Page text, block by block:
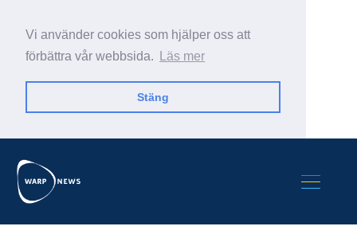
Vi använder cookies som hjälper oss att
förbättra vår webbsida.
Läs mer
Stäng